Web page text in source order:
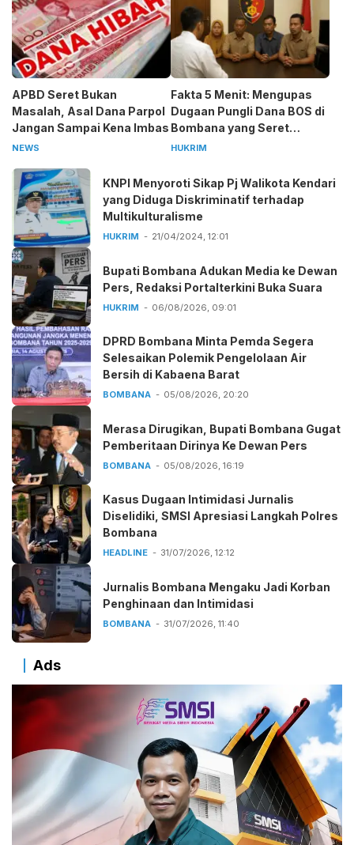
APBD Seret Bukan
Masalah, Asal Dana Parpol
Jangan Sampai Kena Imbas
NEWS
Fakta 5 Menit: Mengupas
Dugaan Pungli Dana BOS di
Bombana yang Seret
Kepala Sekolah
HUKRIM
KNPI Menyoroti Sikap Pj Walikota Kendari
yang Diduga Diskriminatif terhadap
Multikulturalisme
HUKRIM 21/04/2024, 12:01
Bupati Bombana Adukan Media ke Dewan
Pers, Redaksi Portalterkini Buka Suara
HUKRIM 06/08/2026, 09:01
DPRD Bombana Minta Pemda Segera
Selesaikan Polemik Pengelolaan Air
Bersih di Kabaena Barat
BOMBANA 05/08/2026, 20:20
Merasa Dirugikan, Bupati Bombana Gugat
Pemberitaan Dirinya Ke Dewan Pers
BOMBANA 05/08/2026, 16:19
Kasus Dugaan Intimidasi Jurnalis
Diselidiki, SMSI Apresiasi Langkah Polres
Bombana
HEADLINE 31/07/2026, 12:12
Jurnalis Bombana Mengaku Jadi Korban
Penghinaan dan Intimidasi
BOMBANA 31/07/2026, 11:40
Ads